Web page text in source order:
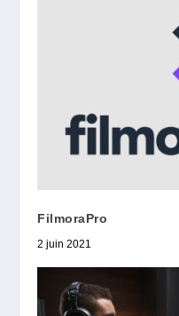
FilmoraPro
2 juin 2021